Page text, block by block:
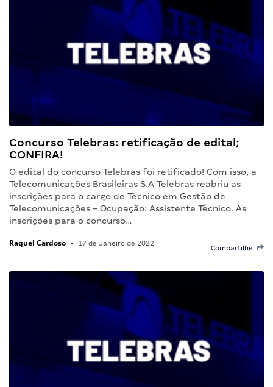
Concurso Telebras: retificação de edital;
CONFIRA!
O edital do concurso Telebras foi retificado! Com isso, a
Telecomunicações Brasileiras S.A Telebras reabriu as
inscrições para o cargo de Técnico em Gestão de
Telecomunicações – Ocupação: Assistente Técnico. As
inscrições para o concurso…
Raquel Cardoso • 17 de Janeiro de 2022
Compartilhe